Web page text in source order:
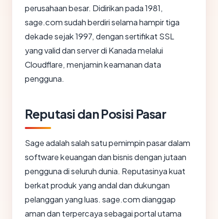
perusahaan besar. Didirikan pada 1981,
sage.com sudah berdiri selama hampir tiga
dekade sejak 1997, dengan sertifikat SSL
yang valid dan server di Kanada melalui
Cloudflare, menjamin keamanan data
pengguna.
Reputasi dan Posisi Pasar
Sage adalah salah satu pemimpin pasar dalam
software keuangan dan bisnis dengan jutaan
pengguna di seluruh dunia. Reputasinya kuat
berkat produk yang andal dan dukungan
pelanggan yang luas. sage.com dianggap
aman dan terpercaya sebagai portal utama